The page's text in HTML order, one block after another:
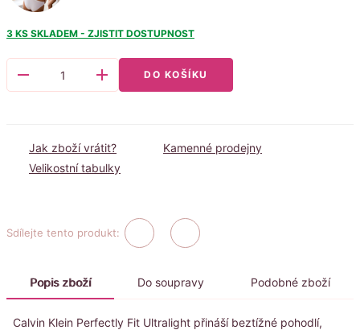
3 KS SKLADEM - ZJISTIT DOSTUPNOST
remove add DO KOŠÍKU
Jak zboží vrátit?
Kamenné prodejny
Velikostní tabulky
Sdílejte tento produkt:
Popis zboží Do soupravy Podobné zboží
Calvin Klein Perfectly Fit Ultralight přináší beztížné pohodlí,